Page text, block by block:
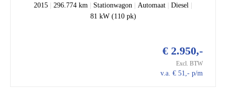
2015 | 296.774 km | Stationwagon | Automaat | Diesel |
81 kW (110 pk)
€ 2.950,-
Excl. BTW
v.a. € 51,- p/m